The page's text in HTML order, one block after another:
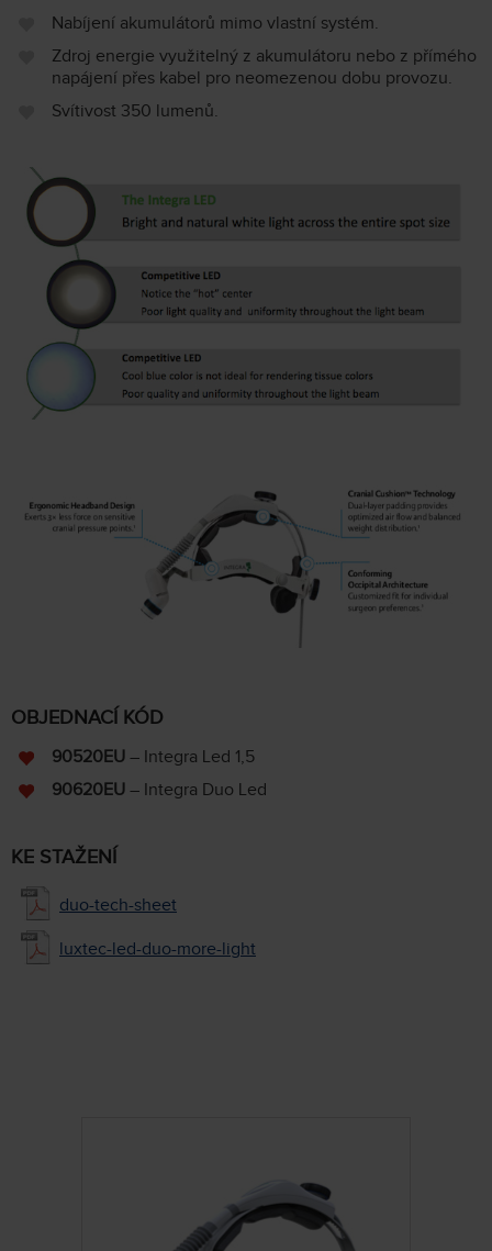
Nabíjení akumulátorů mimo vlastní systém.
Zdroj energie využitelný z akumulátoru nebo z přímého
napájení přes kabel pro neomezenou dobu provozu.
Svítivost 350 lumenů.
OBJEDNACÍ KÓD
90520EU – Integra Led 1,5
90620EU – Integra Duo Led
KE STAŽENÍ
duo-tech-sheet
luxtec-led-duo-more-light